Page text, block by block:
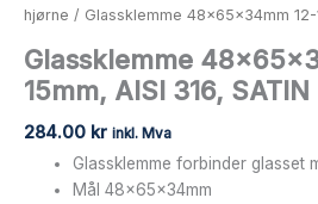
hjørne / Glassklemme 48x65x34mm 12-
Glassklemme
15mm, AISI 316, SATIN
284.00 kr inkl. Mva
Glassklemme forbinder glasset
Mål 48x65x34mm